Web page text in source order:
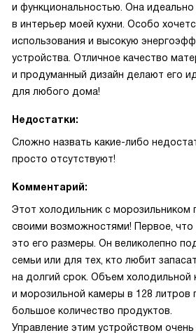
и функциональностью. Она идеально
в интерьер моей кухни. Особо
использования и высокую
устройства. Отличное качество
и продуманный дизайн делают его
для любого дома!
Недостатки:
Сложно назвать какие-либо
просто отсутствуют!
Комментарий:
Этот холодильник с морозильником
своими возможностями! Первое, что
это его размеры. Он великолепно
семьи или для тех, кто любит
на долгий срок. Объем холодильной
и морозильной камеры в 128 литров
большое количество продуктов.
Управление этим устройством